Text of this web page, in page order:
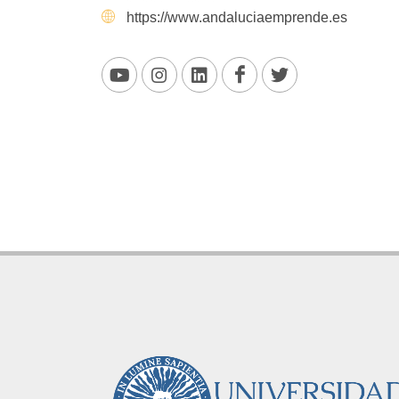
https://www.andaluciaemprende.es